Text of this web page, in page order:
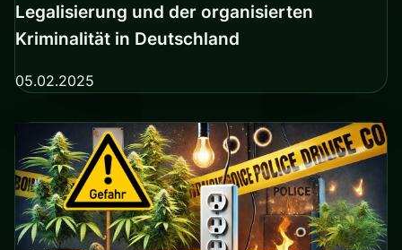
Legalisierung und der organisierten
Kriminalität in Deutschland
05.02.2025